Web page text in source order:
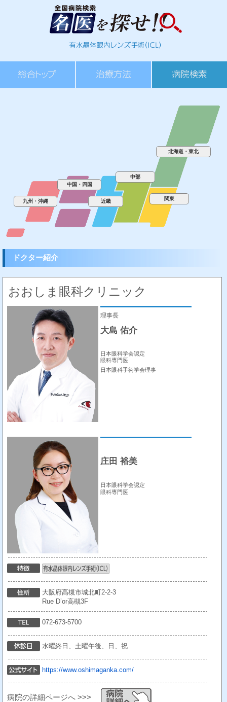
北海道・東北
関東
中部
近畿
中国・四国
九州・沖縄
ドクター紹介
おおしま眼科クリニック
理事長
大島 佑介
日本眼科学会認定
眼科専門医
日本眼科手術学会理事
庄田 裕美
日本眼科学会認定
眼科専門医
大阪府高槻市城北町2-2-3
Rue D’or高槻3F
072-673-5700
水曜終日、土曜午後、日、祝
https://www.oshimaganka.com/
病院の詳細ページへ >>>